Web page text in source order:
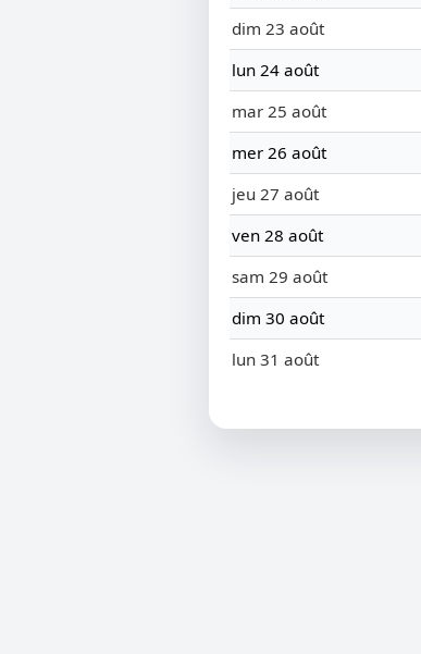
dim 23 août
lun 24 août
mar 25 août
mer 26 août
jeu 27 août
ven 28 août
sam 29 août
dim 30 août
lun 31 août